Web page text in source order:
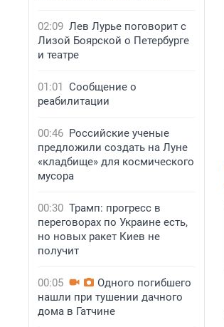
02:09 Лев Лурье поговорит с
Лизой Боярской о Петербурге
и театре
01:01 Сообщение о
реабилитации
00:46 Российские ученые
предложили создать на Луне
«кладбище» для космического
мусора
00:30 Трамп: прогресс в
переговорах по Украине есть,
но новых ракет Киев не
получит
00:05
Одного погибшего
нашли при тушении дачного
дома в Гатчине